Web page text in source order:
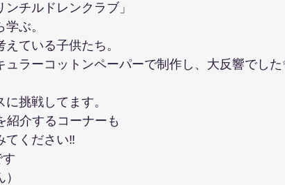
チルドレンクラブ」
ぶ。
ている子供たち。
ラーコットンペーパーで制作し、大反響でした
挑戦してます。
紹介するコーナーも
てください‼️